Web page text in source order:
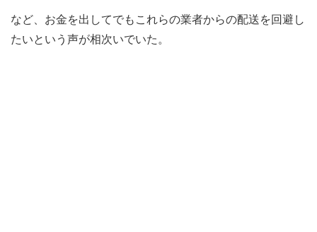
など、お金を出してでもこれらの業者からの配送を回避し
たいという声が相次いでいた。